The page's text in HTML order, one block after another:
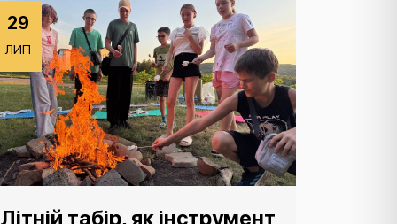
29
ЛИП
Літній табір, як інструмент